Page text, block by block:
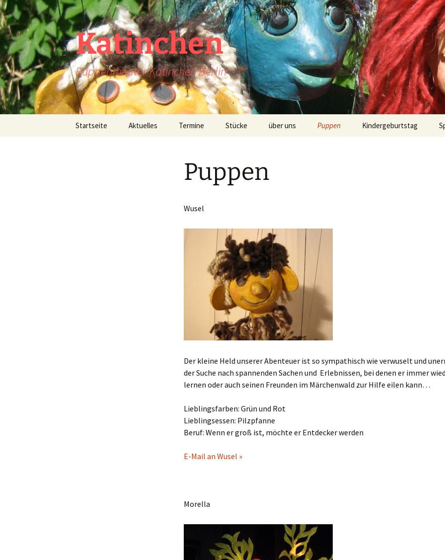
Katinchen
Puppentheater Katinchen Berlin
Startseite Aktuelles Termine Stücke
Wusel und der goldene
Ring
Wusel und seine Freunde
Wusel und der Fasching
Wusel und der
Osterspaß! Neu!
Wusel im Advent
über uns Puppen Kindergeburtstag
Puppen
Wusel
Der kleine Held unserer Abenteuer ist so sympathisch wie verwuselt und
der Suche nach spannenden Sachen und Erlebnissen, bei denen er immer
lernen oder auch seinen Freunden im Märchenwald zur Hilfe eilen kann…
Lieblingsfarben: Grün und Rot
Lieblingsessen: Pilzpfanne
Beruf: Wenn er groß ist, möchte er Entdecker werden
E-Mail an Wusel »
Morella